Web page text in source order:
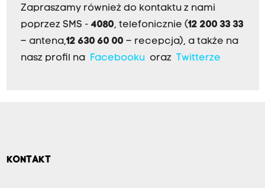
Zapraszamy również do kontaktu z nami
poprzez SMS - 4080, telefonicznie (12 200 33 33
– antena,12 630 60 00 – recepcja), a także na
nasz profil na
Facebookuoraz Twitterze
KONTAKT